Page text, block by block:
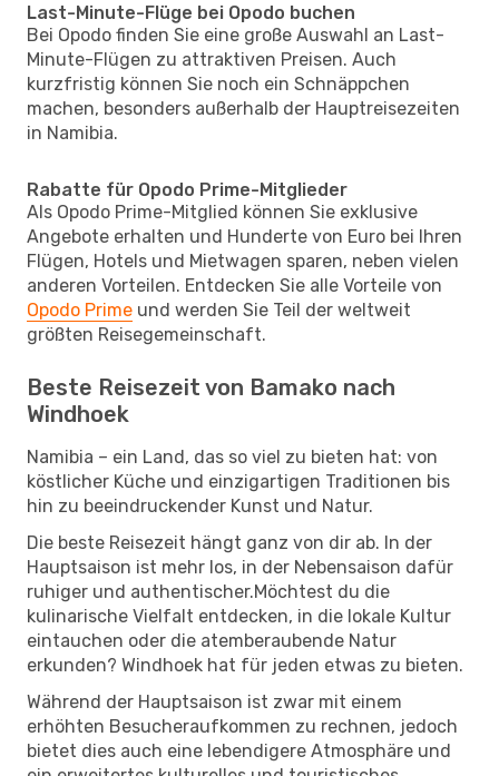
Last-Minute-Flüge bei Opodo buchen
Bei Opodo finden Sie eine große Auswahl an Last-
Minute-Flügen zu attraktiven Preisen. Auch
kurzfristig können Sie noch ein Schnäppchen
machen, besonders außerhalb der Hauptreisezeiten
in Namibia.
Rabatte für Opodo Prime-Mitglieder
Als Opodo Prime-Mitglied können Sie exklusive
Angebote erhalten und Hunderte von Euro bei Ihren
Flügen, Hotels und Mietwagen sparen, neben vielen
anderen Vorteilen. Entdecken Sie alle Vorteile von
Opodo Prime und werden Sie Teil der weltweit
größten Reisegemeinschaft.
Beste Reisezeit von Bamako nach
Windhoek
Namibia – ein Land, das so viel zu bieten hat: von
köstlicher Küche und einzigartigen Traditionen bis
hin zu beeindruckender Kunst und Natur.
Die beste Reisezeit hängt ganz von dir ab. In der
Hauptsaison ist mehr los, in der Nebensaison dafür
ruhiger und authentischer.Möchtest du die
kulinarische Vielfalt entdecken, in die lokale Kultur
eintauchen oder die atemberaubende Natur
erkunden? Windhoek hat für jeden etwas zu bieten.
Während der Hauptsaison ist zwar mit einem
erhöhten Besucheraufkommen zu rechnen, jedoch
bietet dies auch eine lebendigere Atmosphäre und